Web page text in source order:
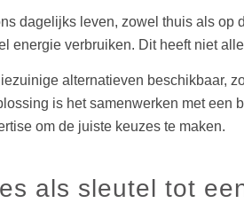
dagelijks leven, zowel thuis als
energie verbruiken. Dit heeft niet
alternatieven beschikbaar,
is het samenwerken met een
om de juiste keuzes te maken.
als sleutel tot